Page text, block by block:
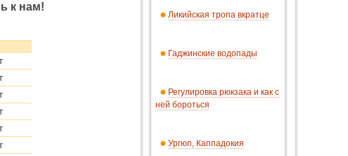
к нам!
Ликийская тропа вкратце
Гаджинские водопады
Регулировка рюкзака и как с
ней бороться
Ургюп, Каппадокия